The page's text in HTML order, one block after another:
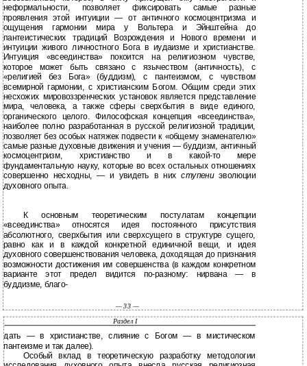
неформальности, позволяет фиксировать самые разные
проявления этой интуиции — от античного космоцентризма и
ощущения гармонии мира у Вольтера и Эйнштейна до
пантеистических традиций Возрождения и Нового времени и
интуиции живого личностного Бога в иудаизме и христианстве.
Интуиция «всеединства» покоится на религиозном чувстве,
которое может быть связано с язычеством (античность), с
«религией без Бога» (буддизм), с пантеизмом, с чувством
всемирной гармонии, с христианским Богом. Общим среди этих
несхожих мировоззренческих установок является представление
мира, человека, а также сферы сверхбытия в виде единого,
органического целого. Философская концепция «всеединства»,
наиболее полно разработанная в русской религиозной традиции,
позволяет без особых натяжек подвести к «общему знаменателю»
самые разные духовные движения и учения — буддизм, античный
космоцентризм, христианство и в какой-то мере
фундаментальную науку, которые во всех остальных отношениях
совершенно несходны, — и увидеть в нихступени эволюции
духовного опыта.
К основным теоретическим постулатам концепции
«всеединства» относятся идея постоянного присутствия
абсолютного, сверхбытия или сверхсущего в структуре сущего,
равно как и в каждой конкретной единичной вещи, и идея
духовного совершенствования человека, доходящая до признания
возможности достижения им совершенства (в каждом конкретном
варианте этот предел видится по-разному: нирвана — в
буддизме, благо-
— 33 —
Раздел I
дать — в христианстве, слияние с Богом — в мистическом
пантеизме и так далее).
Особый вклад в теоретическую разработку методологии